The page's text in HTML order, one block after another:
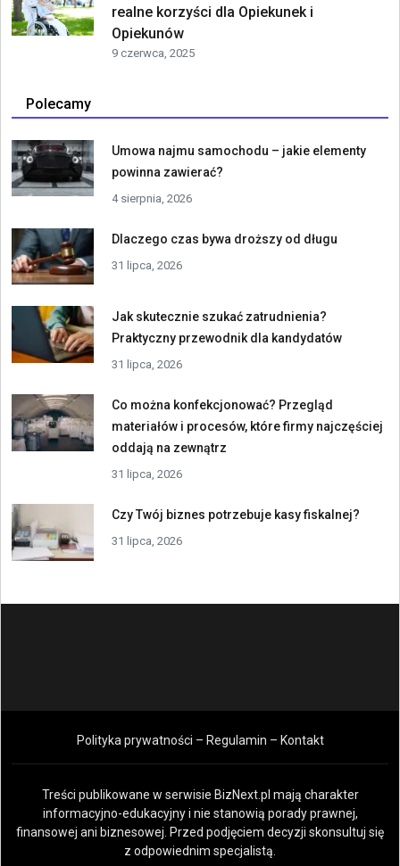
realne korzyści dla Opiekunek i
Opiekunów
9 czerwca, 2025
Polecamy
Umowa najmu samochodu – jakie elementy
powinna zawierać?
4 sierpnia, 2026
Dlaczego czas bywa droższy od długu
31 lipca, 2026
Jak skutecznie szukać zatrudnienia?
Praktyczny przewodnik dla kandydatów
31 lipca, 2026
Co można konfekcjonować? Przegląd
materiałów i procesów, które firmy najczęściej
oddają na zewnątrz
31 lipca, 2026
Czy Twój biznes potrzebuje kasy fiskalnej?
31 lipca, 2026
Polityka prywatności – Regulamin – Kontakt
Treści publikowane w serwisie BizNext.pl mają charakter
informacyjno-edukacyjny i nie stanowią porady prawnej,
finansowej ani biznesowej. Przed podjęciem decyzji skonsultuj się
z odpowiednim specjalistą.